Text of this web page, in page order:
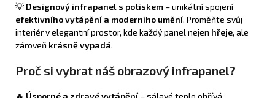
💡 Designový infrapanel s potiskem – unikátní spojení
efektivního vytápění a moderního umění. Proměňte svůj
interiér v elegantní prostor, kde každý panel nejen hřeje, ale
zároveň krásně vypadá.
Proč si vybrat náš obrazový infrapanel?
🔥 Úsporné a zdravé vytápění – sálavé teplo ohřívá